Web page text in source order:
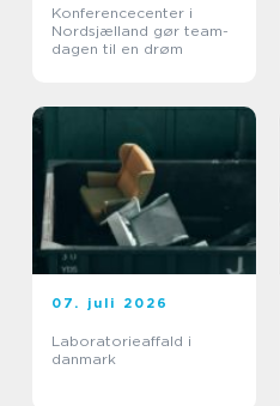
Konferencecenter i
Nordsjælland gør team-
dagen til en drøm
07. juli 2026
Laboratorieaffald i
danmark